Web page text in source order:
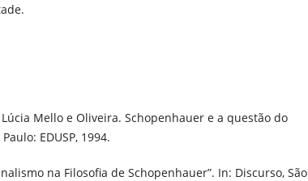
Lúcia Mello e Oliveira. Schopenhauer e a questão do
EDUSP, 1994.
na Filosofia de Schopenhauer”. In: Discurso, São